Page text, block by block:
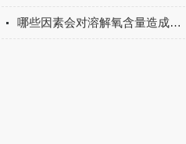
哪些因素会对溶解氧含量造成影响？